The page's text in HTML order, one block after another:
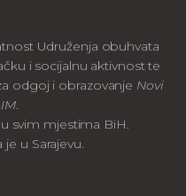
Udruženja obuhvata
i socijalnu aktivnost te
odgoj i obrazovanje Novi
.
svim mjestima BiH.
u Sarajevu.